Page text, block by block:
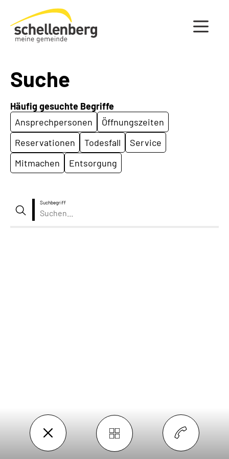
Gemeinde Schellenberg Startseite
Suche
Häufig gesuchte Begriffe
Ansprechpersonen
Öffnungszeiten
Reservationen
Todesfall
Service
Mitmachen
Entsorgung
Suchbegriff